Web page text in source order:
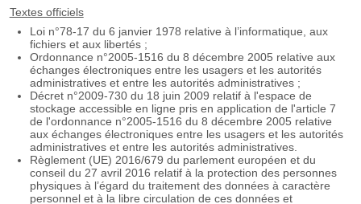
Textes officiels
Loi n°78-17 du 6 janvier 1978 relative à l’informatique, aux
fichiers et aux libertés ;
Ordonnance n°2005-1516 du 8 décembre 2005 relative aux
échanges électroniques entre les usagers et les autorités
administratives et entre les autorités administratives ;
Décret n°2009-730 du 18 juin 2009 relatif à l'espace de
stockage accessible en ligne pris en application de l'article 7
de l'ordonnance n°2005-1516 du 8 décembre 2005 relative
aux échanges électroniques entre les usagers et les autorités
administratives et entre les autorités administratives.
Règlement (UE) 2016/679 du parlement européen et du
conseil du 27 avril 2016 relatif à la protection des personnes
physiques à l’égard du traitement des données à caractère
personnel et à la libre circulation de ces données et